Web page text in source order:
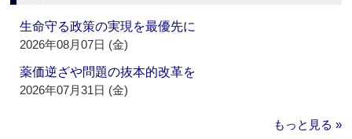
生命守る政策の実現を最優先に
2026年08月07日 (金)
薬価逆ざや問題の抜本的改革を
2026年07月31日 (金)
もっと見る »